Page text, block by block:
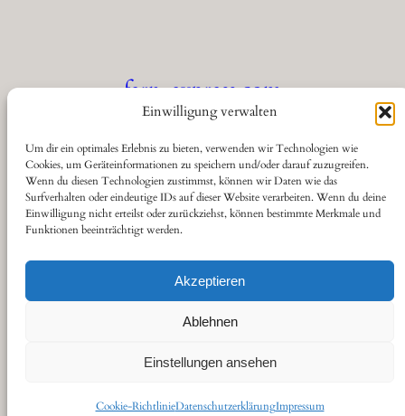
Einwilligung verwalten
Um dir ein optimales Erlebnis zu bieten, verwenden wir Technologien wie
Cookies, um Geräteinformationen zu speichern und/oder darauf zuzugreifen.
Wenn du diesen Technologien zustimmst, können wir Daten wie das
Surfverhalten oder eindeutige IDs auf dieser Website verarbeiten. Wenn du deine
Einwilligung nicht erteilst oder zurückziehst, können bestimmte Merkmale und
Funktionen beeinträchtigt werden.
Akzeptieren
Ablehnen
Einstellungen ansehen
Cookie-RichtlinieDatenschutzerklärungImpressum
fern-express.com
Die Seite für Eisenbahnfreunde
Über
Kontakt
Datenschutz
Datenschutzerklärung
Haftungsausschluss
Impressum
Social
sitestoserve.de